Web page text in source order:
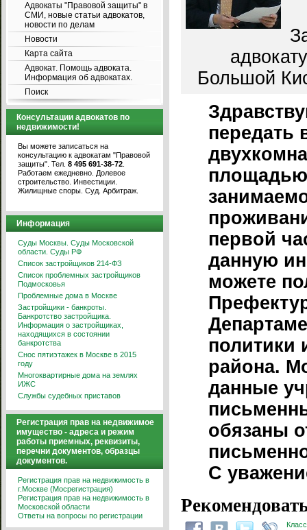
Адвокаты "Правовой защиты" в
СМИ, новые статьи адвокатов,
новости по делам
Новости
Карта сайта
Адвокат. Помощь адвоката.
Информация об адвокатах.
Поиск
Консультации адвокатов по
недвижимости!
Вы можете записаться на
консультацию к адвокатам "Правовой
защиты". Тел. 8 495 691-38-72
Работаем ежедневно. Долевое
строительство. Инвестиции.
Жилищные споры. Суд. Арбитраж.
Информация
Суды Москвы. Суды Московской
области. Суды РФ
Список застройщиков 214-ФЗ
Список проблемных застройщиков
Подмосковья
Проблемные дома в Москве
Застройщики - банкроты.
Банкротство застройщика.
Информация о застройщиках,
находящихся в состоянии
банкротства
Снос пятиэтажек в Москве в 2015
году
Многоквартирные дома на землях
ИЖС
Службы судебных приставов
Регистрация прав на недвижимое
имущество - адреса и режим
работы приемных, реквизиты,
перечни документов, образцы
документов.
Регистрация прав на недвижимость в
г.Москве (Мосрегистрация)
Регистрация прав на недвижимость в
Московской области
Ответы на вопросы по регистрации
Большой
передать
первой
данную
можете
политики
района.
данные
обязаны
С